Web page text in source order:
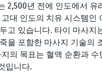
2,500년 전에 인도에서 유
대 인도의 치유 시스템인
고 있습니다. 타이 마사지
을 포함한 마사지 기술의
의 목표는 혈액 순환과 수
입니다.